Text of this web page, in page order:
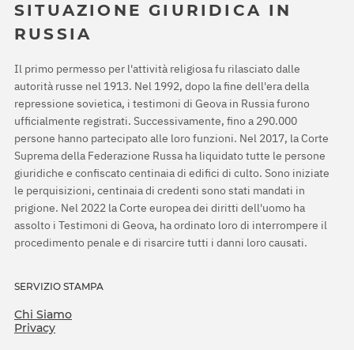
SITUAZIONE GIURIDICA IN
RUSSIA
Il primo permesso per l'attività religiosa fu rilasciato dalle
autorità russe nel 1913. Nel 1992, dopo la fine dell'era della
repressione sovietica, i testimoni di Geova in Russia furono
ufficialmente registrati. Successivamente, fino a 290.000
persone hanno partecipato alle loro funzioni. Nel 2017, la Corte
Suprema della Federazione Russa ha liquidato tutte le persone
giuridiche e confiscato centinaia di edifici di culto. Sono iniziate
le perquisizioni, centinaia di credenti sono stati mandati in
prigione. Nel 2022 la Corte europea dei diritti dell'uomo ha
assolto i Testimoni di Geova, ha ordinato loro di interrompere il
procedimento penale e di risarcire tutti i danni loro causati.
SERVIZIO STAMPA
Chi Siamo
Privacy